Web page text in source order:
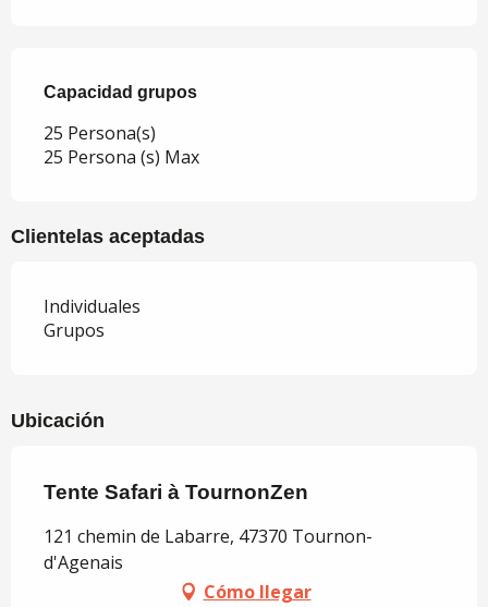
Capacidad grupos
Capacidad grupos
25 Persona(s)
25 Persona (s) Max
Clientelas aceptadas
Individuales
Grupos
Ubicación
Tente Safari à TournonZen
121 chemin de Labarre, 47370 Tournon-
d'Agenais
Cómo llegar